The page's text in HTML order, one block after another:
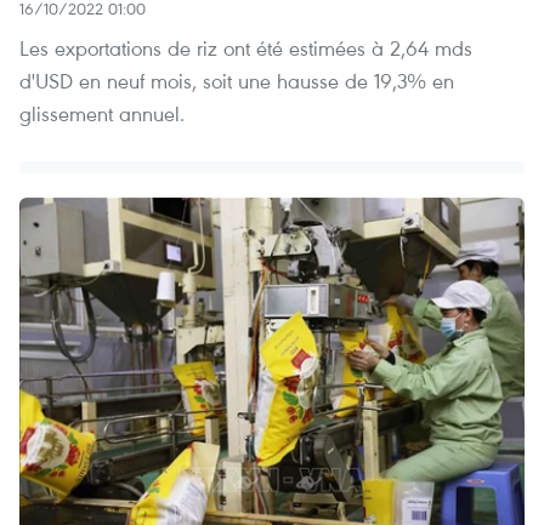
16/10/2022 01:00
Les exportations de riz ont été estimées à 2,64 mds
d'USD en neuf mois, soit une hausse de 19,3% en
glissement annuel.